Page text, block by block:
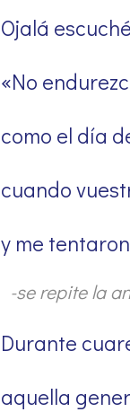
Ojalá
«No
como el día
cuando
y me
-se repite la
Durante
aquella